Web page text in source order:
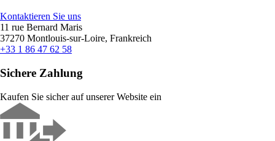
Kontaktieren Sie uns
11 rue Bernard Maris
37270 Montlouis-sur-Loire, Frankreich
+33 1 86 47 62 58
Sichere Zahlung
Kaufen Sie sicher auf unserer Website ein